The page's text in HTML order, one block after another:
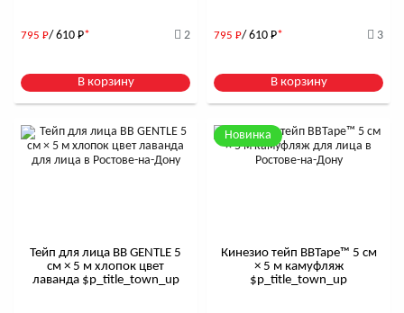
795 Р/ 610 Р* 2
В корзину
795 Р/ 610 Р* 3
В корзину
Тейп для лица BB GENTLE 5
см × 5 м хлопок цвет
лаванда $р_title_town_up
Новинка
Кинезио тейп BBTape™ 5 см
× 5 м камуфляж
$р_title_town_up